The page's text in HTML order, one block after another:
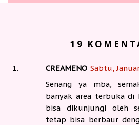
19
CREAMENO Sabtu,
Senang ya mba,
banyak area terbuka di
bisa dikunjungi oleh
tetap bisa berbaur